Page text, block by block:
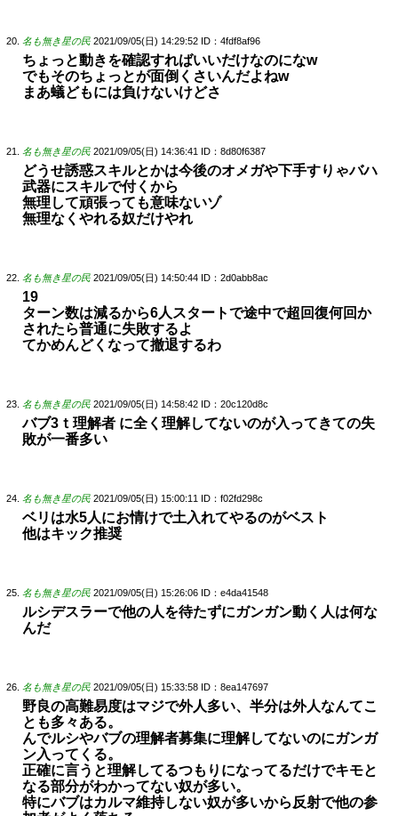
名も無き星の民 2021/09/05(日) 14:29:52 ID：4fdf8af96
ちょっと動きを確認すればいいだけなのになw
でもそのちょっとが面倒くさいんだよねw
まあ蟻どもには負けないけどさ
名も無き星の民 2021/09/05(日) 14:36:41 ID：8d80f6387
どうせ誘惑スキルとかは今後のオメガや下手すりゃバハ
武器にスキルで付くから
無理して頑張っても意味ないゾ
無理なくやれる奴だけやれ
名も無き星の民 2021/09/05(日) 14:50:44 ID：2d0abb8ac
19
ターン数は減るから6人スタートで途中で超回復何回か
されたら普通に失敗するよ
てかめんどくなって撤退するわ
名も無き星の民 2021/09/05(日) 14:58:42 ID：20c120d8c
バブ3ｔ理解者 に全く理解してないのが入ってきての失
敗が一番多い
名も無き星の民 2021/09/05(日) 15:00:11 ID：f02fd298c
ベリは水5人にお情けで土入れてやるのがベスト
他はキック推奨
名も無き星の民 2021/09/05(日) 15:26:06 ID：e4da41548
ルシデスラーで他の人を待たずにガンガン動く人は何な
んだ
名も無き星の民 2021/09/05(日) 15:33:58 ID：8ea147697
野良の高難易度はマジで外人多い、半分は外人なんてこ
とも多々ある。
んでルシやバブの理解者募集に理解してないのにガンガ
ン入ってくる。
正確に言うと理解してるつもりになってるだけでキモと
なる部分がわかってない奴が多い。
特にバブはカルマ維持しない奴が多いから反射で他の参